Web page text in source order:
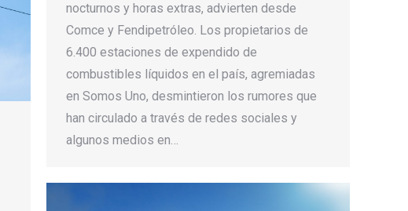
nocturnos y horas extras, advierten desde
Comce y Fendipetróleo. Los propietarios de
6.400 estaciones de expendido de
combustibles líquidos en el país, agremiadas
en Somos Uno, desmintieron los rumores que
han circulado a través de redes sociales y
algunos medios en…